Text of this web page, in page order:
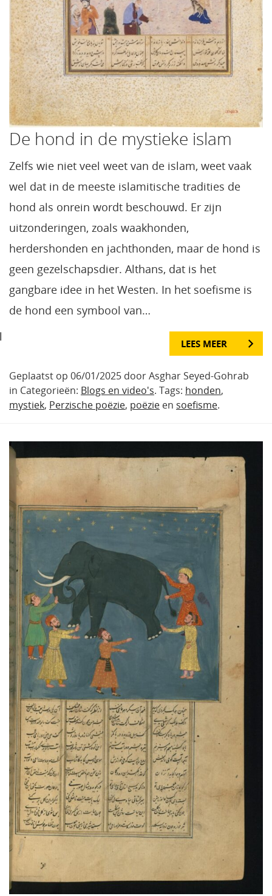
De hond in de mystieke islam
Zelfs wie niet veel weet van de islam, weet vaak
wel dat in de meeste islamitische tradities de
hond als onrein wordt beschouwd. Er zijn
uitzonderingen, zoals waakhonden,
herdershonden en jachthonden, maar de hond is
geen gezelschapsdier. Althans, dat is het
gangbare idee in het Westen. In het soefisme is
de hond een symbool van…
LEES MEER
Geplaatst op 06/01/2025 door Asghar Seyed-Gohrab
in Categorieën: Blogs en video's. Tags: honden,
mystiek, Perzische poëzie, poëzie en soefisme.